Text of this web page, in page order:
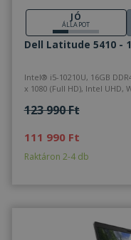
JÓ
ÁLLAPOT
Dell Latitude 5410 -
Intel® i5-10210U, 16GB DDR4 RAM, 256GB (M.2) SSD, 14" (35,5 cm), 1920
x
123 990 Ft
111 990 Ft
Raktáron 2-4 db